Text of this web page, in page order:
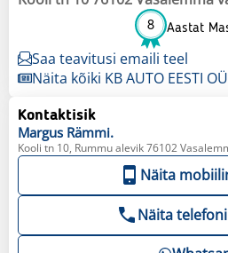
8 Aastat
Saa teavitusi emaili teel
Näita kõiki KB AUTO EESTI
Kontaktisik
Margus Rämmi.
Kooli tn 10, Rummu alevik 76102
Näita
Näita